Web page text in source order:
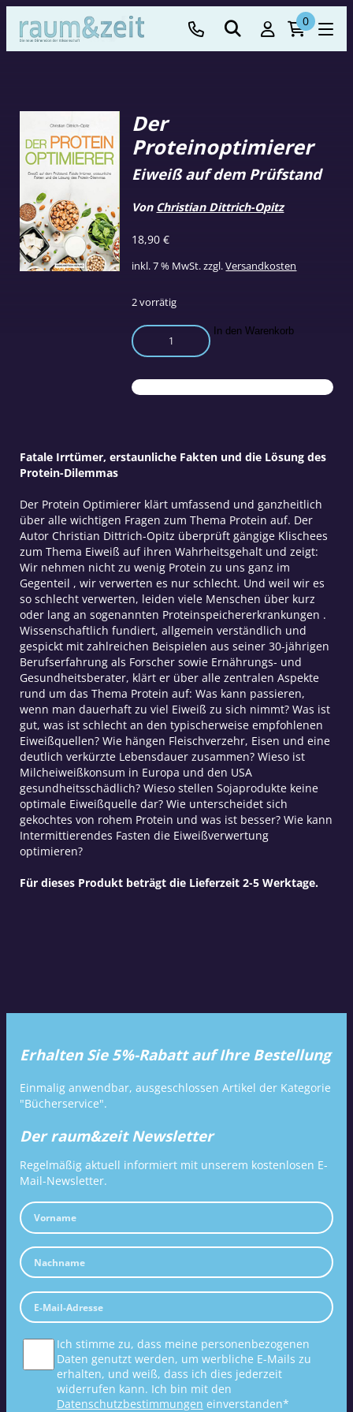
0
Der
Proteinoptimierer
18,90€
inkl. 7 % MwSt.zzgl.Versandkosten
Eiweiß auf dem Prüfstand
Von Christian Dittrich-Opitz
2 vorrätig
Der
Proteinoptimierer
In den Warenkorb
Fatale Irrtümer, erstaunliche Fakten und die Lösung des
Protein-Dilemmas
Der Protein Optimierer klärt umfassend und ganzheitlich
über alle wichtigen Fragen zum Thema Protein auf. Der
Autor Christian Dittrich-Opitz überprüft gängige Klischees
zum Thema Eiweiß auf ihren Wahrheitsgehalt und zeigt:
Wir nehmen nicht zu wenig Protein zu uns ganz im
Gegenteil , wir verwerten es nur schlecht. Und weil wir es
so schlecht verwerten, leiden viele Menschen über kurz
oder lang an sogenannten Proteinspeichererkrankungen .
Wissenschaftlich fundiert, allgemein verständlich und
gespickt mit zahlreichen Beispielen aus seiner 30-jährigen
Berufserfahrung als Forscher sowie Ernährungs- und
Gesundheitsberater, klärt er über alle zentralen Aspekte
rund um das Thema Protein auf: Was kann passieren,
wenn man dauerhaft zu viel Eiweiß zu sich nimmt? Was ist
gut, was ist schlecht an den typischerweise empfohlenen
Eiweißquellen? Wie hängen Fleischverzehr, Eisen und eine
deutlich verkürzte Lebensdauer zusammen? Wieso ist
Milcheiweißkonsum in Europa und den USA
gesundheitsschädlich? Wieso stellen Sojaprodukte keine
optimale Eiweißquelle dar? Wie unterscheidet sich
gekochtes von rohem Protein und was ist besser? Wie kann
Intermittierendes Fasten die Eiweißverwertung
optimieren?
Für dieses Produkt beträgt die Lieferzeit 2-5 Werktage.
Erhalten Sie 5%-Rabatt auf Ihre Bestellung
Einmalig anwendbar, ausgeschlossen Artikel der Kategorie
"Bücherservice".
Der raum&zeit Newsletter
Regelmäßig aktuell informiert mit unserem kostenlosen E-
Mail-Newsletter.
Ich stimme zu, dass meine personenbezogenen
Daten genutzt werden, um werbliche E-Mails zu
erhalten, und weiß, dass ich dies jederzeit
widerrufen kann. Ich bin mit den
Datenschutzbestimmungen einverstanden*